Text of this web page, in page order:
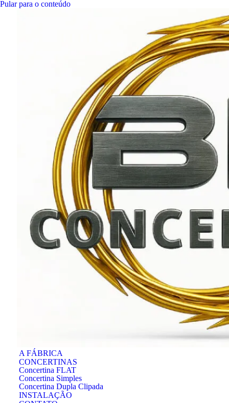
Pular para o conteúdo
A FÁBRICA
CONCERTINAS
Concertina FLAT
Concertina Simples
Concertina Dupla Clipada
INSTALAÇÃO